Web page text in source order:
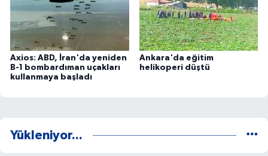
Axios: ABD, İran'da yeniden
B-1 bombardıman uçakları
kullanmaya başladı
Ankara'da eğitim
helikoperi düştü
Yükleniyor...